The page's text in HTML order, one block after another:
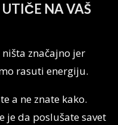
NA VAŠ
značajno jer
rasuti energiju.
a ne znate kako.
je da poslušate savet